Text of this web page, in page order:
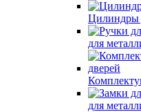
Цилиндры
для
для